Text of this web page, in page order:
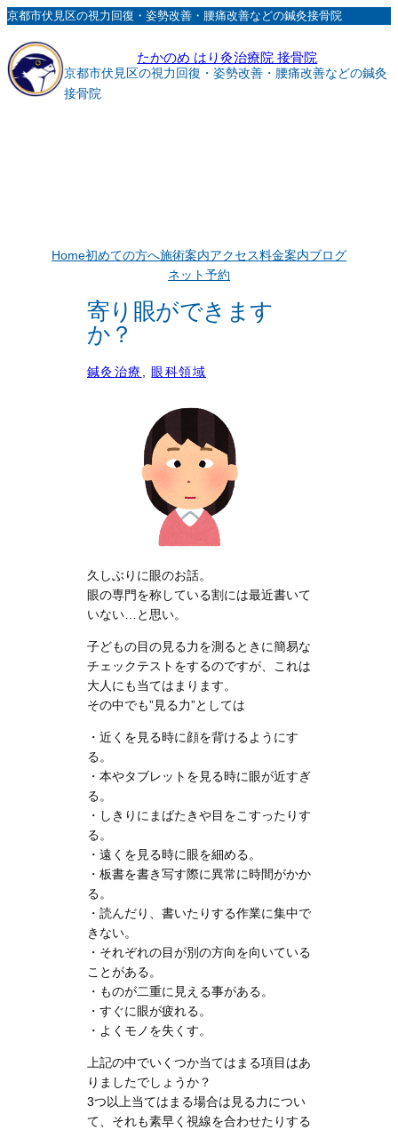
内
を
ス
キ
京都市伏見区の視力回復・姿勢改善・腰痛改善などの鍼灸接骨院
たかのめ はり灸治療院 接骨院
京都市伏見区の視力回復・姿勢改善・腰痛改善などの鍼灸
接骨院
Home初めての方へ施術案内アクセス料金案内ブログ
ネット予約
寄り眼ができます
か？
鍼灸治療 , 眼科領域
久しぶりに眼のお話。
眼の専門を称している割には最近書いて
いない…と思い。
子どもの目の見る力を測るときに簡易な
チェックテストをするのですが、これは
大人にも当てはまります。
その中でも”見る力”としては
・近くを見る時に顔を背けるようにす
る。
・本やタブレットを見る時に眼が近すぎ
る。
・しきりにまばたきや目をこすったりす
る。
・遠くを見る時に眼を細める。
・板書を書き写す際に異常に時間がかか
る。
・読んだり、書いたりする作業に集中で
きない。
・それぞれの目が別の方向を向いている
ことがある。
・ものが二重に見える事がある。
・すぐに眼が疲れる。
・よくモノを失くす。
上記の中でいくつか当てはまる項目はあ
りましたでしょうか？
3つ以上当てはまる場合は見る力につい
て、それも素早く視線を合わせたりする